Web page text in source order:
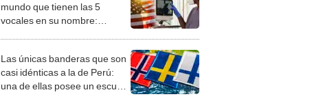
mundo que tienen las 5
vocales en su nombre:
Las únicas banderas que son
casi idénticas a la de Perú:
una de ellas posee un escudo